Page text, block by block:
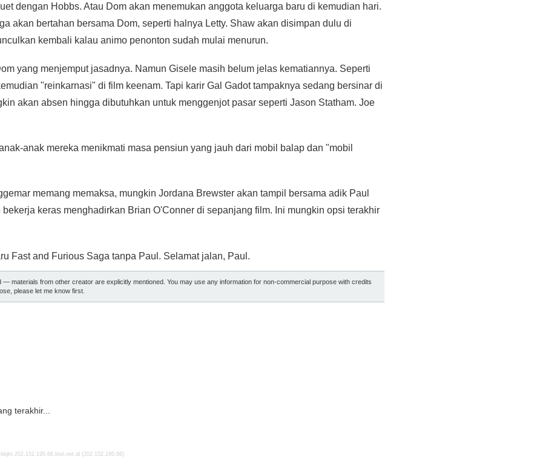
dengan Hobbs. Atau Dom akan menemukan anggota keluarga baru di kemudian hari.
akan bertahan bersama Dom, seperti halnya Letty. Shaw akan disimpan dulu di
kembali kalau animo penonton sudah mulai menurun.
yang menjemput jasadnya. Namun Gisele masih belum jelas kematiannya. Seperti
"reinkarnasi" di film keenam. Tapi karir Gal Gadot tampaknya sedang bersinar di
akan absen hingga dibutuhkan untuk menggenjot pasar seperti Jason Statham. Joe
anak mereka menikmati masa pensiun yang jauh dari mobil balap dan "mobil
memang memaksa, mungkin Jordana Brewster akan tampil bersama adik Paul
bekerja keras menghadirkan Brian O'Conner di sepanjang film. Ini mungkin opsi terakhir
Fast and Furious Saga tanpa Paul. Selamat jalan, Paul.
materials from other creator are explicitly mentioned. You may use any information for non-commercial purpose with credits
please let me know first.
terakhir...
202.152.195.66.btel.net.id (202.152.195.66)